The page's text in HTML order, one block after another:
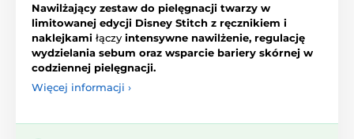
Nawilżający zestaw do pielęgnacji twarzy w
limitowanej edycji Disney Stitch z ręcznikiem i
naklejkami łączy intensywne nawilżenie, regulację
wydzielania sebum oraz wsparcie bariery skórnej w
codziennej pielęgnacji.
Więcej informacji ›